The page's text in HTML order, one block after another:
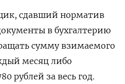
сдавший норматив
в бухгалтерию
сумму взимаемого
месяц либо
рублей за весь год.